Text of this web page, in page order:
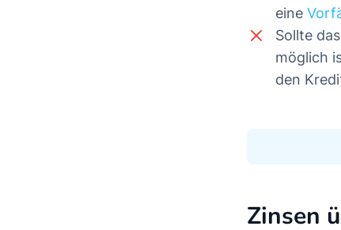
eine
Sollte
möglich
den
Zinsen